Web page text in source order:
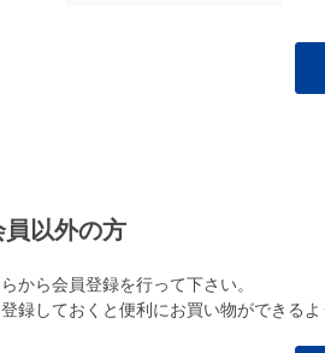
以外の方
から会員登録を行って下さい。
録しておくと便利にお買い物ができるよ